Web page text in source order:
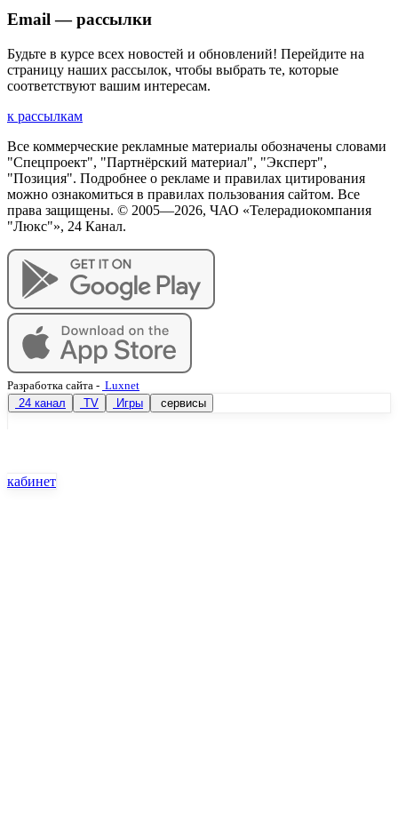
Email — рассылки
Будьте в курсе всех новостей и обновлений! Перейдите на
страницу наших рассылок, чтобы выбрать те, которые
соответствуют вашим интересам.
к рассылкам
Все коммерческие рекламные материалы обозначены словами
"Спецпроект", "Партнёрский материал", "Эксперт",
"Позиция". Подробнее о рекламе и правилах цитирования
можно ознакомиться в правилах пользования сайтом. Все
права защищены. © 2005—2026, ЧАО «Телерадиокомпания
"Люкс"», 24 Канал.
Разработка сайта - Luxnet
24 канал
TV Игры сервисы
кабинет